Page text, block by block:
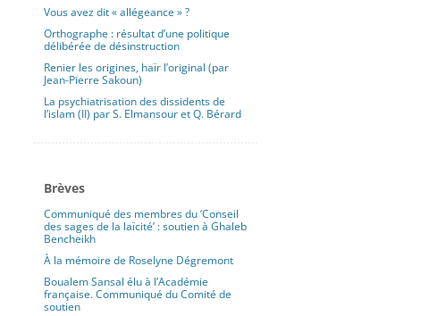
Vous avez dit « allégeance » ?
Orthographe : résultat d’une politique
délibérée de désinstruction
Renier les origines, haïr l’original (par
Jean-Pierre Sakoun)
La psychiatrisation des dissidents de
l’islam (II) par S. Elmansour et Q. Bérard
Brèves
Communiqué des membres du ‘Conseil
des sages de la laïcité’ : soutien à Ghaleb
Bencheikh
À la mémoire de Roselyne Dégremont
Boualem Sansal élu à l’Académie
française. Communiqué du Comité de
soutien